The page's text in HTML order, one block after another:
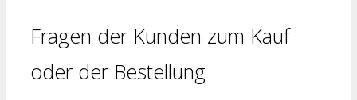
Fragen der Kunden zum Kauf
oder der Bestellung